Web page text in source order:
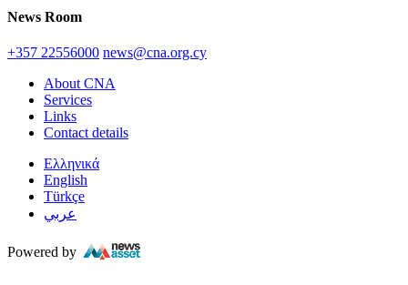
News Room
+357 22556000 news@cna.org.cy
About CNA
Services
Links
Contact details
Ελληνικά
English
Türkçe
عربي
Powered by